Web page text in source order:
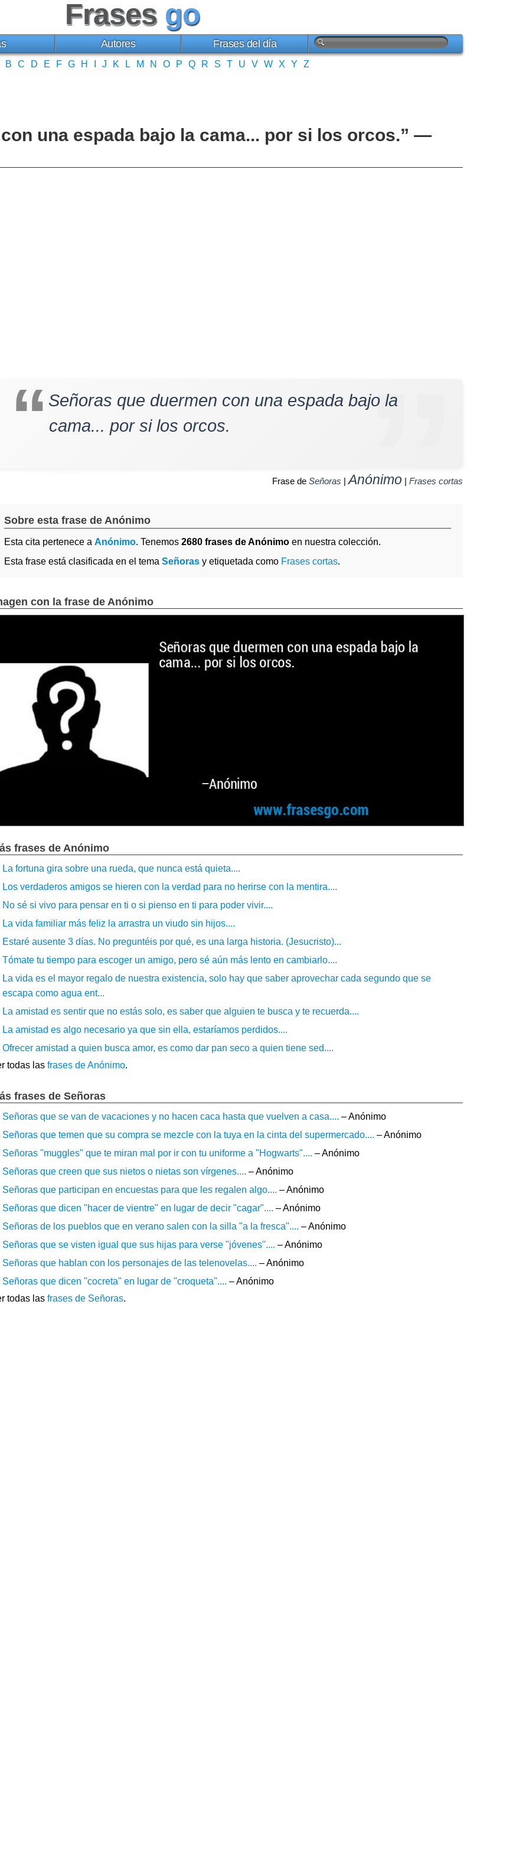
Frases go
Autores Frases del día
B C D E F G H J K L M N O P Q R S T U V W X Y Z
una espada bajo la cama... por si los orcos.” —
Señoras que duermen con una espada bajo la
cama... por si los orcos.
Frase de Señoras |Anónimo | Frases cortas
Sobre esta frase de Anónimo
Esta cita pertenece a Anónimo. Tenemos 2680 frases de Anónimo en nuestra colección.
Esta frase está clasificada en el tema Señoras y etiquetada como Frases cortas.
con la frase de Anónimo
frases de Anónimo
La fortuna gira sobre una rueda, que nunca está quieta....
Los verdaderos amigos se hieren con la verdad para no herirse con la mentira....
No sé si vivo para pensar en ti o si pienso en ti para poder vivir....
La vida familiar más feliz la arrastra un viudo sin hijos....
Estaré ausente 3 días. No preguntéis por qué, es una larga historia. (Jesucristo)...
Tómate tu tiempo para escoger un amigo, pero sé aún más lento en cambiarlo....
La vida es el mayor regalo de nuestra existencia, solo hay que saber aprovechar cada segundo que se
escapa como agua ent...
La amistad es sentir que no estás solo, es saber que alguien te busca y te recuerda....
La amistad es algo necesario ya que sin ella, estaríamos perdidos....
Ofrecer amistad a quien busca amor, es como dar pan seco a quien tiene sed....
todas las frases de Anónimo.
frases de Señoras
Señoras que se van de vacaciones y no hacen caca hasta que vuelven a casa.... – Anónimo
Señoras que temen que su compra se mezcle con la tuya en la cinta del supermercado.... – Anónimo
Señoras "muggles" que te miran mal por ir con tu uniforme a "Hogwarts".... – Anónimo
Señoras que creen que sus nietos o nietas son vírgenes.... – Anónimo
Señoras que participan en encuestas para que les regalen algo.... – Anónimo
Señoras que dicen "hacer de vientre" en lugar de decir "cagar".... – Anónimo
Señoras de los pueblos que en verano salen con la silla "a la fresca".... – Anónimo
Señoras que se visten igual que sus hijas para verse "jóvenes".... – Anónimo
Señoras que hablan con los personajes de las telenovelas.... – Anónimo
Señoras que dicen "cocreta" en lugar de "croqueta".... – Anónimo
todas las frases de Señoras.